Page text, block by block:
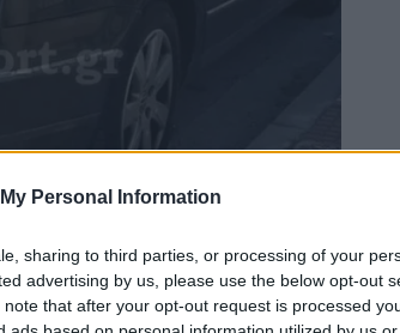
Personal Information
sharing to third parties, or processing of your
advertising by us, please use the below opt-out
that after your opt-out request is processed
Email Copy Link